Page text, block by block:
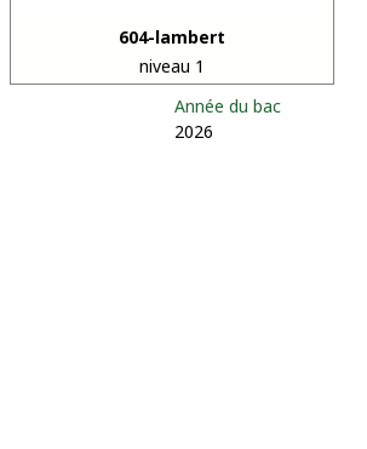
604-lambert
niveau 1
Année du bac
2026